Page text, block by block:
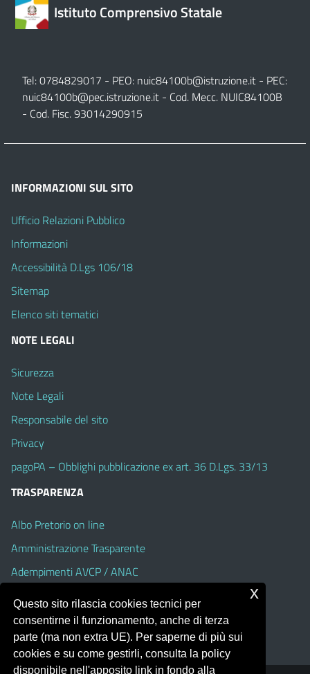
Istituto Comprensivo Statale
Tel: 0784829017 - PEO: nuic84100b@istruzione.it - PEC:
nuic84100b@pec.istruzione.it - Cod. Mecc. NUIC84100B
- Cod. Fisc. 93014290915
INFORMAZIONI SUL SITO
Ufficio Relazioni Pubblico
Informazioni
Accessibilità D.Lgs 106/18
Sitemap
Elenco siti tematici
NOTE LEGALI
Sicurezza
Note Legali
Responsabile del sito
Privacy
pagoPA – Obblighi pubblicazione ex art. 36 D.Lgs. 33/13
TRASPARENZA
Albo Pretorio on line
Amministrazione Trasparente
Adempimenti AVCP / ANAC
Dichiarazione di accessibilità
Questo sito rilascia cookies tecnici per
consentirne il funzionamento, anche di terza
parte (ma non extra UE). Per saperne di più sui
cookies e su come gestirli, consulta la policy
disponibile nell'apposito link in fondo alla
x